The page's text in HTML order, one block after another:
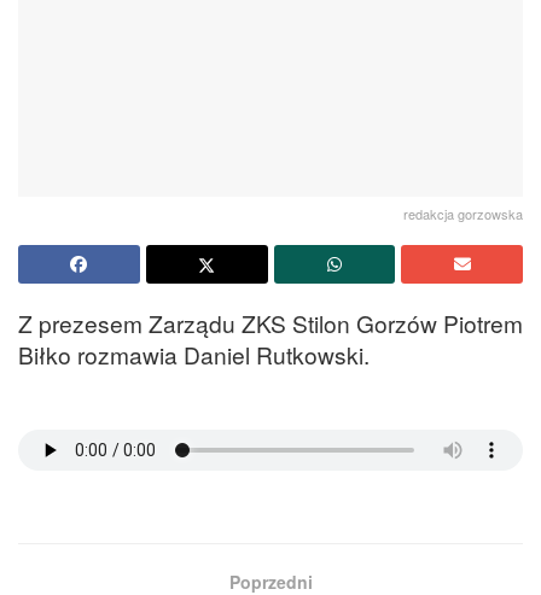
redakcja gorzowska
Z prezesem Zarządu ZKS Stilon Gorzów Piotrem
Biłko rozmawia Daniel Rutkowski.
Poprzedni